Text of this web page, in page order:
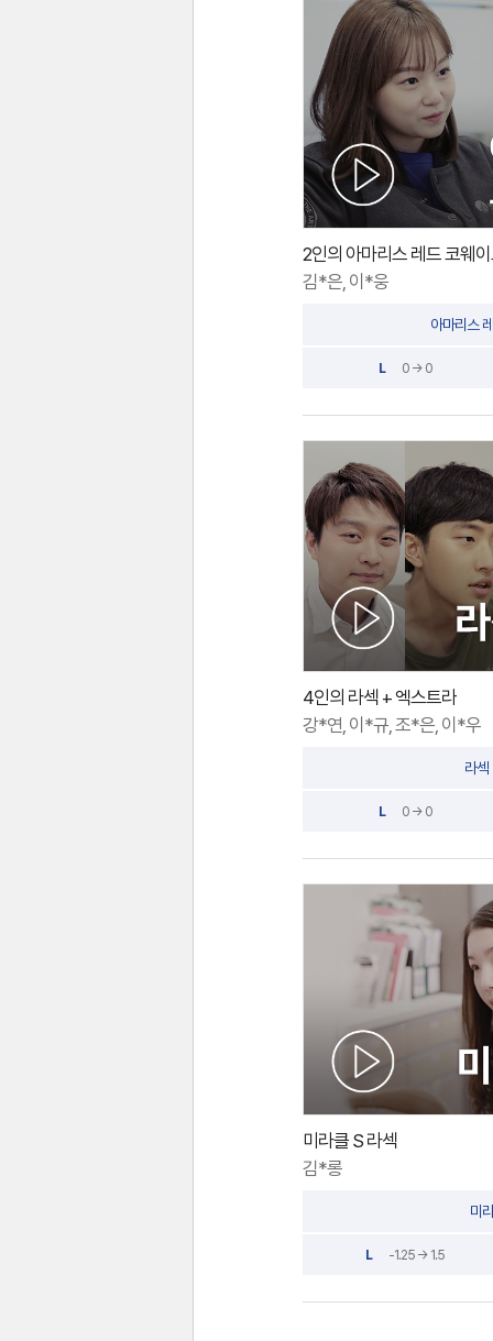
2인의 아마리스 레드 코웨
김*은, 이*웅
아마리스
L 0 → 0
4인의 라섹 + 엑스트라
강*연, 이*규, 조*은, 이*우
라섹
L 0 → 0
미라클 S 라섹
김*롱
미
L -1.25 → 1.5